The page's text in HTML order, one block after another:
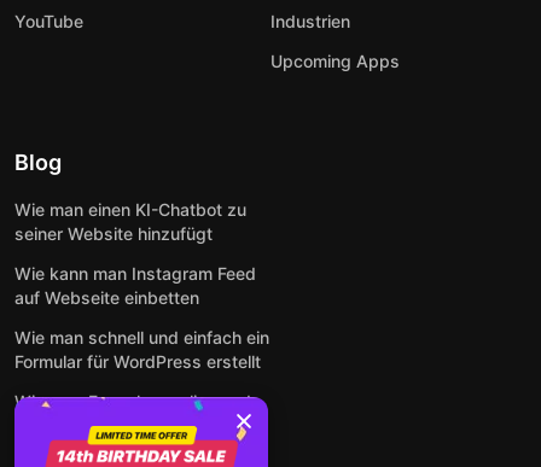
YouTube
Industrien
Upcoming Apps
Blog
Wie man einen KI-Chatbot zu
seiner Website hinzufügt
Wie kann man Instagram Feed
auf Webseite einbetten
Wie man schnell und einfach ein
Formular für WordPress erstellt
Wie man Formulare online und
kostenlos auf jeder Website
einbettet